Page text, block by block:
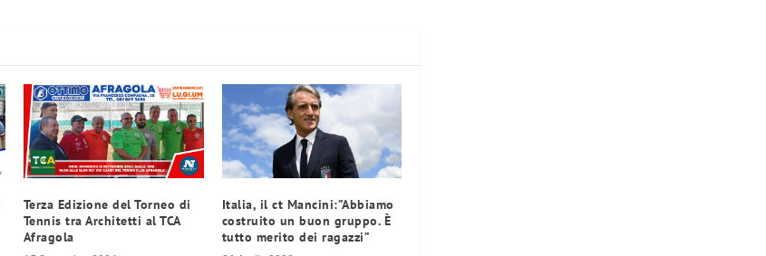
Terza Edizione del Torneo di
Tennis tra Architetti al TCA
Afragola
Italia, il ct Mancini:”Abbiamo
costruito un buon gruppo. È
tutto merito dei ragazzi”